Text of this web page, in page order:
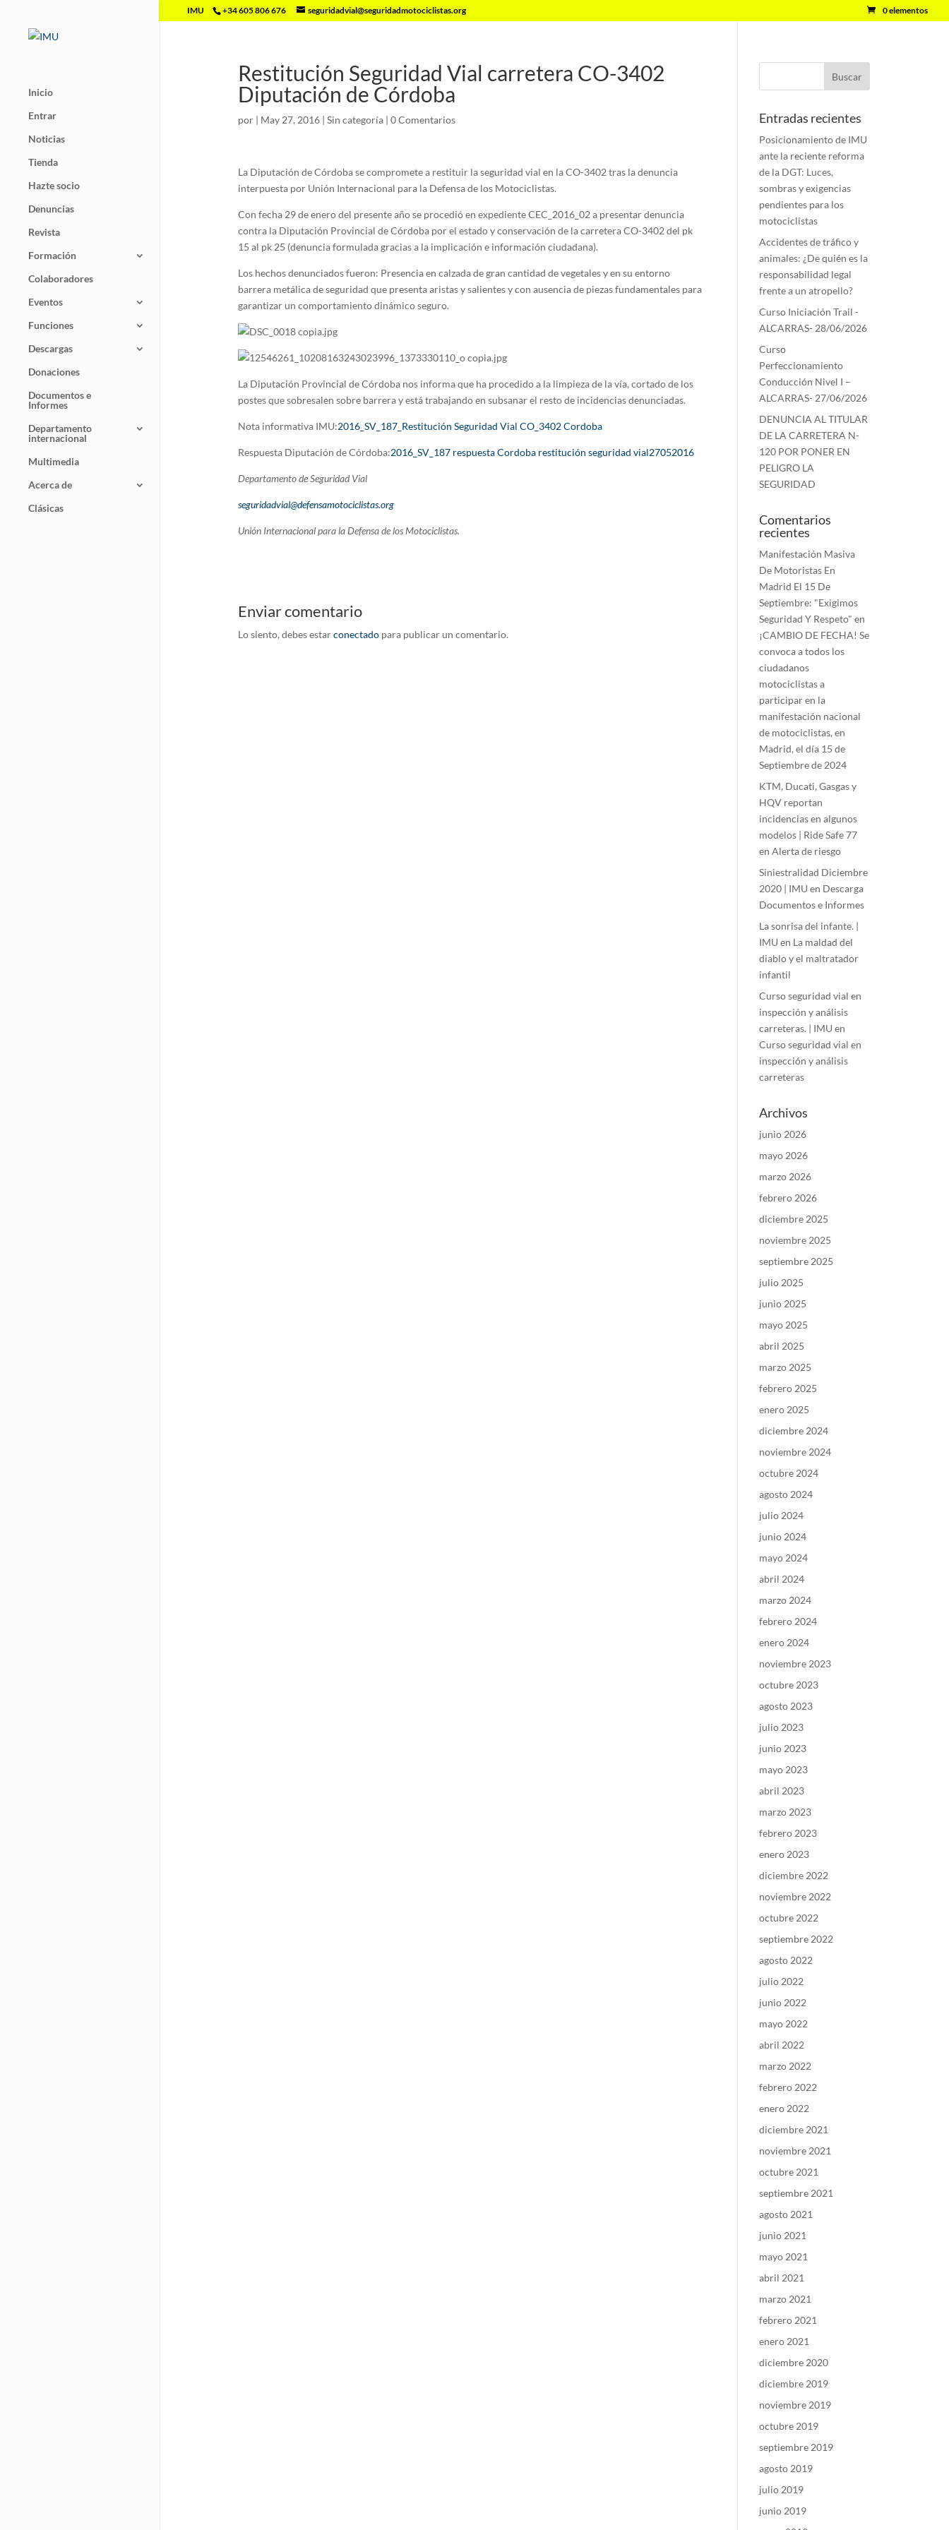
IMU +34 605 806 676 seguridadvial@seguridadmotociclistas.org 0 elementos
Inicio
Entrar
Noticias
Tienda
Hazte socio
Denuncias
Revista
Formación
Colaboradores
Eventos
Funciones
Descargas
Donaciones
Documentos e
Informes
Departamento
internacional
Multimedia
Acerca de
Clásicas
Restitución Seguridad Vial carretera CO-3402
Diputación de Córdoba
por | May 27, 2016| Sin categoría| 0 Comentarios
La Diputación de Córdoba se compromete a restituir la seguridad vial en la CO-3402 tras la denuncia
interpuesta por Unión Internacional para la Defensa de los Motociclistas.
Con fecha 29 de enero del presente año se procedió en expediente CEC_2016_02 a presentar denuncia
contra la Diputación Provincial de Córdoba por el estado y conservación de la carretera CO-3402 del pk
15 al pk 25 (denuncia formulada gracias a la implicación e información ciudadana).
Los hechos denunciados fueron: Presencia en calzada de gran cantidad de vegetales y en su entorno
barrera metálica de seguridad que presenta aristas y salientes y con ausencia de piezas fundamentales para
garantizar un comportamiento dinámico seguro.
La Diputación Provincial de Córdoba nos informa que ha procedido a la limpieza de la vía, cortado de los
postes que sobresalen sobre barrera y está trabajando en subsanar el resto de incidencias denunciadas.
Nota informativa IMU:2016_SV_187_Restitución Seguridad Vial CO_3402 Cordoba
Respuesta Diputación de Córdoba:2016_SV_187 respuesta Cordoba restitución seguridad vial27052016
Departamento de Seguridad Vial
seguridadvial@defensamotociclistas.org
Unión Internacional para la Defensa de los Motociclistas.
Enviar comentario
Lo siento, debes estarconectadopara publicar un comentario.
Entradas recientes
Posicionamiento de IMU
ante la reciente reforma
de la DGT: Luces,
sombras y exigencias
pendientes para los
motociclistas
Accidentes de tráfico y
animales: ¿De quién es la
responsabilidad legal
frente a un atropello?
Curso Iniciación Trail -
ALCARRAS- 28/06/2026
Curso
Perfeccionamiento
Conducción Nivel I –
ALCARRAS- 27/06/2026
DENUNCIA AL TITULAR
DE LA CARRETERA N-
120 POR PONER EN
PELIGRO LA
SEGURIDAD
Comentarios
recientes
Manifestación Masiva
De Motoristas En
Madrid El 15 De
Septiembre: "Exigimos
Seguridad Y Respeto" en
¡CAMBIO DE FECHA! Se
convoca a todos los
ciudadanos
motociclistas a
participar en la
manifestación nacional
de motociclistas, en
Madrid, el día 15 de
Septiembre de 2024
KTM, Ducati, Gasgas y
HQV reportan
incidencias en algunos
modelos | Ride Safe 77
enAlerta de riesgo
Siniestralidad Diciembre
2020 | IMU en Descarga
Documentos e Informes
La sonrisa del infante. |
IMU en La maldad del
diablo y el maltratador
infantil
Curso seguridad vial en
inspección y análisis
carreteras. | IMU en
Curso seguridad vial en
inspección y análisis
carreteras
Archivos
junio 2026
mayo 2026
marzo 2026
febrero 2026
diciembre 2025
noviembre 2025
septiembre 2025
julio 2025
junio 2025
mayo 2025
abril 2025
marzo 2025
febrero 2025
enero 2025
diciembre 2024
noviembre 2024
octubre 2024
agosto 2024
julio 2024
junio 2024
mayo 2024
abril 2024
marzo 2024
febrero 2024
enero 2024
noviembre 2023
octubre 2023
agosto 2023
julio 2023
junio 2023
mayo 2023
abril 2023
marzo 2023
febrero 2023
enero 2023
diciembre 2022
noviembre 2022
octubre 2022
septiembre 2022
agosto 2022
julio 2022
junio 2022
mayo 2022
abril 2022
marzo 2022
febrero 2022
enero 2022
diciembre 2021
noviembre 2021
octubre 2021
septiembre 2021
agosto 2021
junio 2021
mayo 2021
abril 2021
marzo 2021
febrero 2021
enero 2021
diciembre 2020
diciembre 2019
noviembre 2019
octubre 2019
septiembre 2019
agosto 2019
julio 2019
junio 2019